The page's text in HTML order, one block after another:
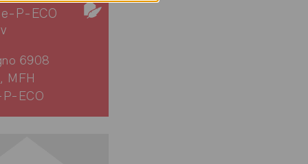
P-ECO
6908
MFH
ECO